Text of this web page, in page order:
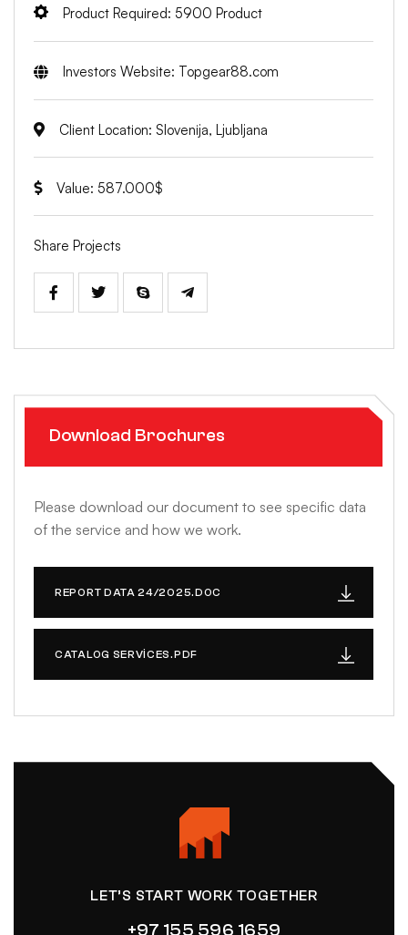
Product Required: 5900 Product
Investors Website: Topgear88.com
Client Location: Slovenija, Ljubljana
Value: 587.000$
Share Projects
Download Brochures
Please download our document to see specific data
of the service and how we work.
REPORT DATA 24/2025.DOC
CATALOG SERVICES.PDF
LET’S START WORK TOGETHER
+97 155 596 1659